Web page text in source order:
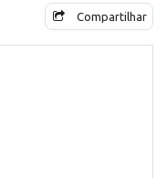
Compartilhar